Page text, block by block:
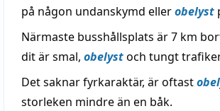
på någon undanskymd ellerobelyst
Närmaste busshållsplats är 7 km
dit är smal, obelystoch tungt
Det saknar fyrkaraktär, är oftast
storleken mindre än en båk.